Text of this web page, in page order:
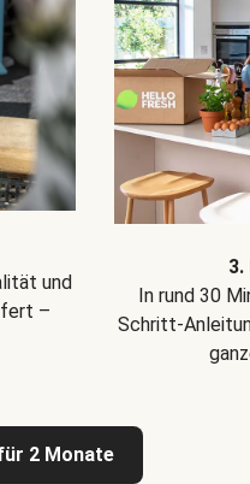
und
–
3.
In rund 30
Schritt-
2 Monate